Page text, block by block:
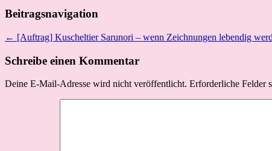
Beitragsnavigation
← [Auftrag] Kuscheltier Sarunori – wenn Zeichnungen lebendig
Schreibe einen Kommentar
Deine E-Mail-Adresse wird nicht veröffentlicht. Erforderliche Felder